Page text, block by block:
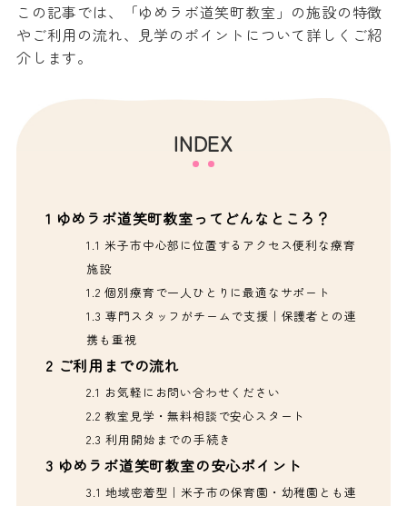
この記事では、「ゆめラボ道笑町教室」の施設の特徴
やご利用の流れ、見学のポイントについて詳しくご紹
介します。
INDEX
1 ゆめラボ道笑町教室ってどんなところ？
1.1 米子市中心部に位置するアクセス便利な療育
施設
1.2 個別療育で一人ひとりに最適なサポート
1.3 専門スタッフがチームで支援｜保護者との連
携も重視
2 ご利用までの流れ
2.1 お気軽にお問い合わせください
2.2 教室見学・無料相談で安心スタート
2.3 利用開始までの手続き
3 ゆめラボ道笑町教室の安心ポイント
3.1 地域密着型｜米子市の保育園・幼稚園とも連